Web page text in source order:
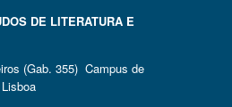
DE LITERATURA E
(Gab. 355) Campus de